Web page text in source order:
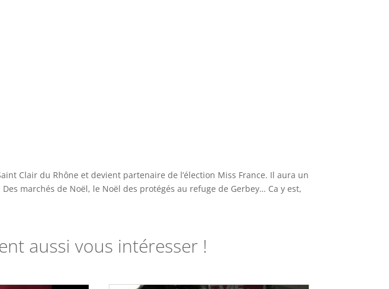
Clair du Rhône et devient partenaire de l’élection Miss France. Il aura un
marchés de Noël, le Noël des protégés au refuge de Gerbey… Ca y est,
aussi vous intéresser !